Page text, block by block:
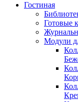
Гостиная
Готовые
Модули